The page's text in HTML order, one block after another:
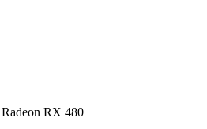
RX 480